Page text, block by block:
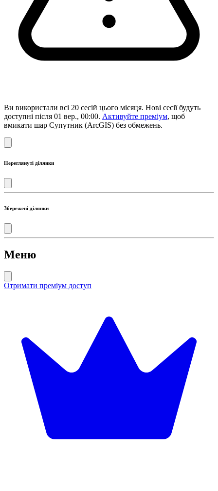
Ви використали всі 20 сесій цього місяця. Нові сесії будуть
доступні після 01 вер., 00:00. Активуйте преміум, щоб
вмикати шар Супутник (ArcGIS) без обмежень.
Переглянуті ділянки
Збережені ділянки
Меню
Отримати преміум доступ